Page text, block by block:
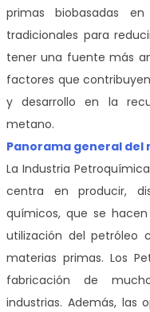
primas biobasadas
tradicionales para
tener una fuente más
factores que
y desarrollo en la
metano.
Panorama general del
La Industria
centra en producir,
químicos, que se
utilización del petróleo
materias primas. Los
fabricación de
industrias. Además, las